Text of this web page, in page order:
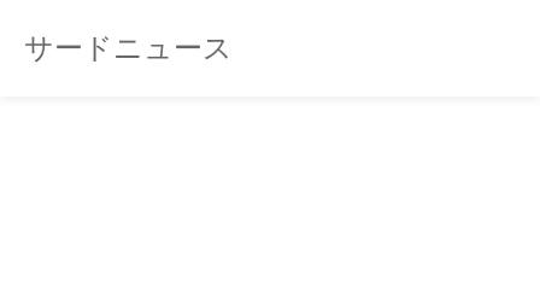
サードニュース